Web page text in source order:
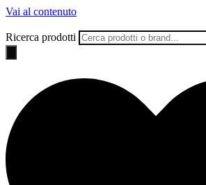
Vai al contenuto
Ricerca prodotti